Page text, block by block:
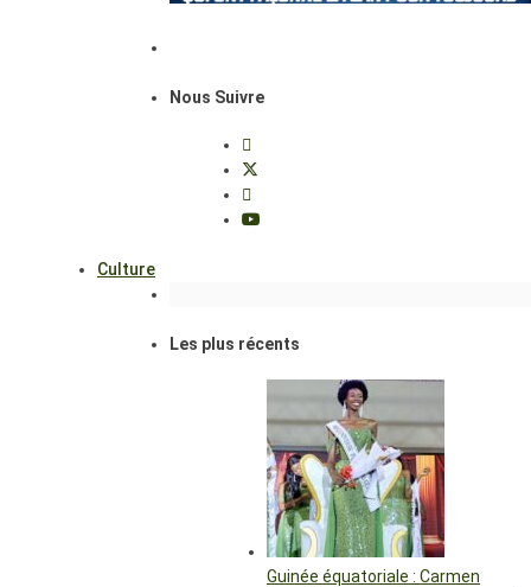
Nous Suivre
Culture
Les plus récents
Guinée équatoriale : Carmen